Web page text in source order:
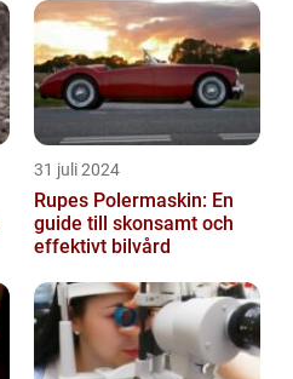
31 juli 2024
Rupes Polermaskin: En
guide till skonsamt och
effektivt bilvård